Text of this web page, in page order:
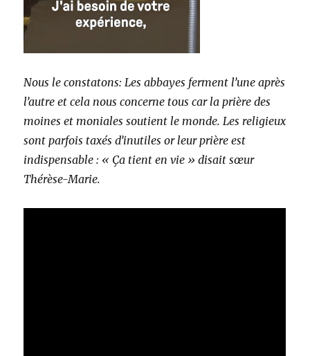
Nous le constatons: Les abbayes ferment l’une après
l’autre et cela nous concerne tous car la prière des
moines et moniales soutient le monde. Les religieux
sont parfois taxés d’inutiles or leur prière est
indispensable : « Ça tient en vie » disait sœur
Thérèse-Marie.